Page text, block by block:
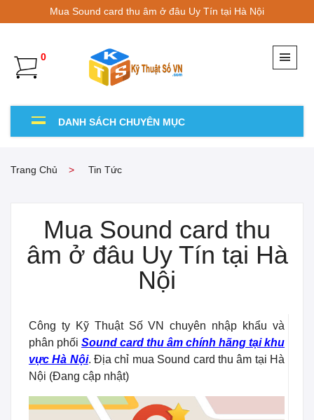
Mua Sound card thu âm ở đâu Uy Tín tại Hà Nội
0
DANH SÁCH CHUYÊN MỤC
Trang Chủ Tin Tức
Mua Sound card thu
âm ở đâu Uy Tín tại Hà
Nội
Công ty Kỹ Thuật Số VN chuyên nhập khẩu và
phân phối Sound card thu âm chính hãng tại khu
vực Hà Nội. Địa chỉ mua Sound card thu âm tại Hà
Nội (Đang cập nhật)